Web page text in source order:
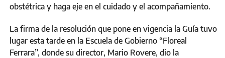
obstétrica y haga eje en el cuidado y el acompañamiento.
La firma de la resolución que pone en vigencia la Guía tuvo
lugar esta tarde en la Escuela de Gobierno “Floreal
Ferrara”, donde su director, Mario Rovere, dio la